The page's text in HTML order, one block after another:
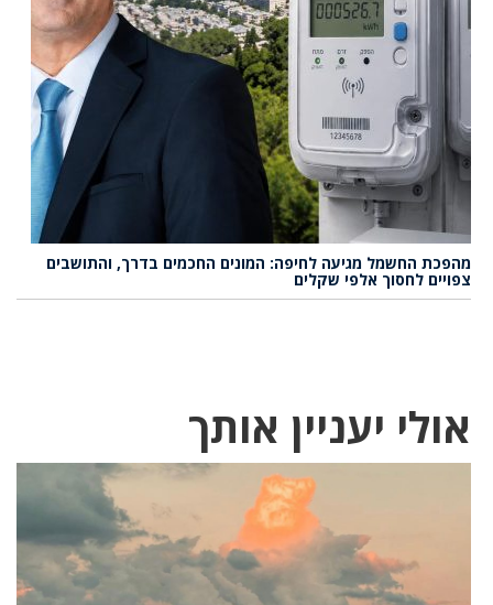
החשמל מגיעה לחיפה: המונים החכמים בדרך, והתושבים
לחסוך אלפי שקלים
יעניין אותך